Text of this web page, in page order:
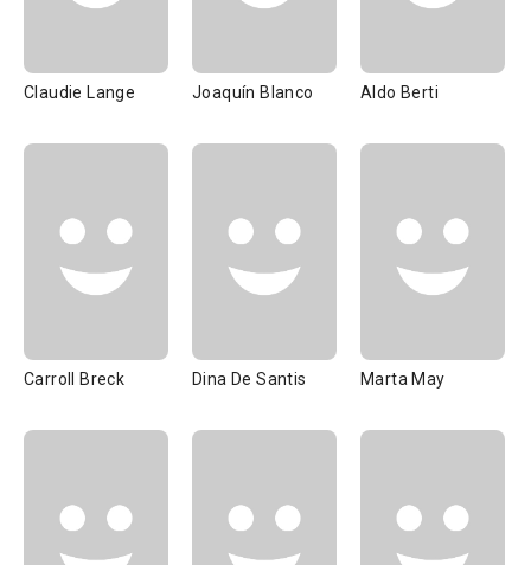
Claudie Lange Joaquín Blanco Aldo Berti
Carroll Breck Dina De Santis Marta May